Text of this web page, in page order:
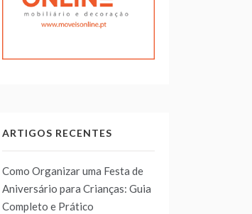
ARTIGOS RECENTES
Como Organizar uma Festa de
Aniversário para Crianças: Guia
Completo e Prático